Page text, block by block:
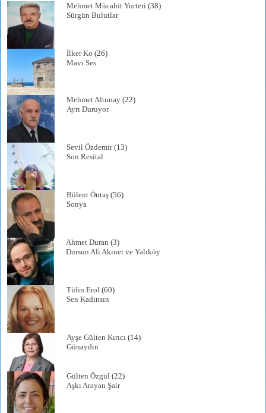
Mehmet Mücahit Yurteri (38)
Sürgün Bulutlar
İlker Ko (26)
Mavi Ses
Mehmet Altunay (22)
Ayrı Duruyor
Sevil Özdemir(13)
Son Resital
Bülent Öntaş (56)
Sonya
Ahmet Duran (3)
Dursun Ali Akınet ve Yalıköy
Tülin Erol (60)
Sen Kadınsın
Ayşe Gülten Kırıcı (14)
Günaydın
Gülten Özgül (22)
Aşkı Arayan Şair